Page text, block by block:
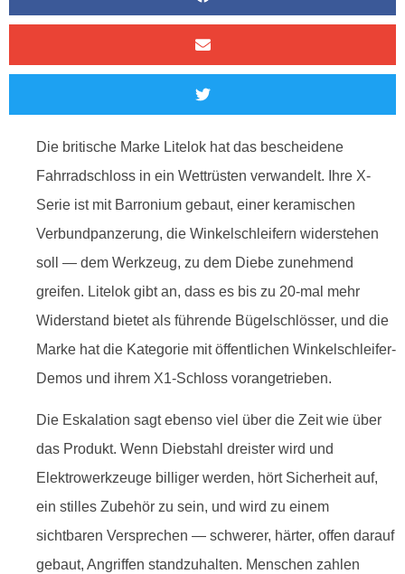
Die britische Marke Litelok hat das bescheidene
Fahrradschloss in ein Wettrüsten verwandelt. Ihre X-
Serie ist mit Barronium gebaut, einer keramischen
Verbundpanzerung, die Winkelschleifern widerstehen
soll — dem Werkzeug, zu dem Diebe zunehmend
greifen. Litelok gibt an, dass es bis zu 20-mal mehr
Widerstand bietet als führende Bügelschlösser, und die
Marke hat die Kategorie mit öffentlichen Winkelschleifer-
Demos und ihrem X1-Schloss vorangetrieben.
Die Eskalation sagt ebenso viel über die Zeit wie über
das Produkt. Wenn Diebstahl dreister wird und
Elektrowerkzeuge billiger werden, hört Sicherheit auf,
ein stilles Zubehör zu sein, und wird zu einem
sichtbaren Versprechen — schwerer, härter, offen darauf
gebaut, Angriffen standzuhalten. Menschen zahlen